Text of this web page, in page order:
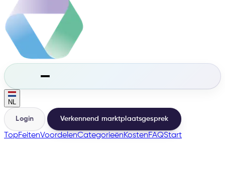
NL
Login Verkennend marktplaatsgesprek
TopFeitenVoordelenCategorieënKostenFAQStart